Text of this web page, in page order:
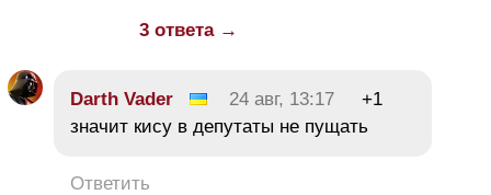
3 ответа →
Darth Vader 24 авг, 13:17
+1
значит кису в депутаты не пущать
Ответить